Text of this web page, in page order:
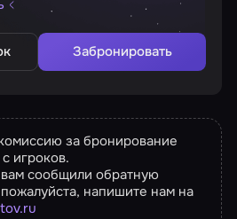
Забронировать
за бронирование
игроков.
вам сообщили обратную
напишите нам на